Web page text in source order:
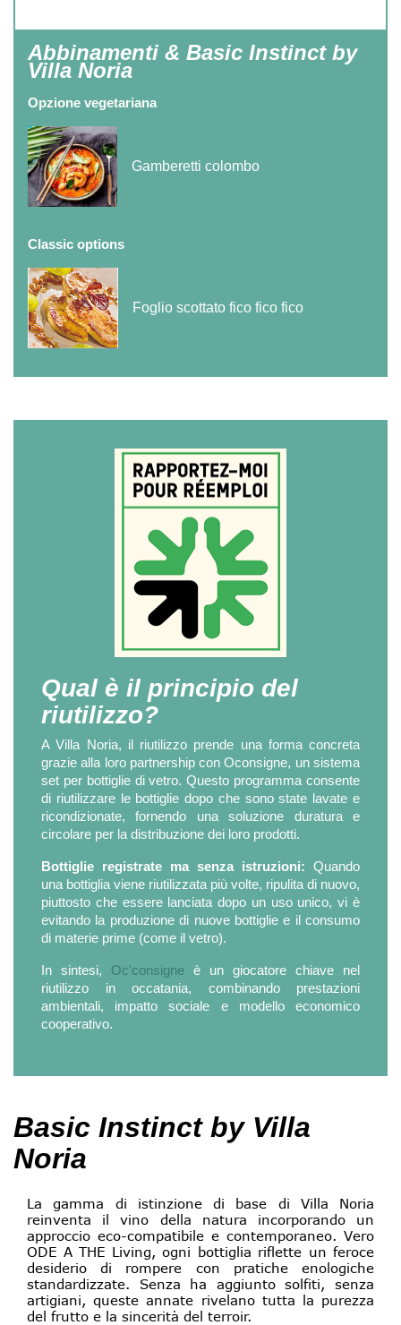
Abbinamenti & Basic Instinct by
Villa Noria
Opzione vegetariana
Gamberetti colombo
Classic options
Foglio scottato fico fico fico
Qual è il principio del
riutilizzo?
A Villa Noria, il riutilizzo prende una forma concreta
grazie alla loro partnership con Oconsigne, un sistema
set per bottiglie di vetro. Questo programma consente
di riutilizzare le bottiglie dopo che sono state lavate e
ricondizionate, fornendo una soluzione duratura e
circolare per la distribuzione dei loro prodotti.
Bottiglie registrate ma senza istruzioni: Quando
una bottiglia viene riutilizzata più volte, ripulita di nuovo,
piuttosto che essere lanciata dopo un uso unico, vi è
evitando la produzione di nuove bottiglie e il consumo
di materie prime (come il vetro).
In sintesi, Oc'consigne è un giocatore chiave nel
riutilizzo in occatania, combinando prestazioni
ambientali, impatto sociale e modello economico
cooperativo.
Basic Instinct by Villa
Noria
La gamma di istinzione di base di Villa Noria
reinventa il vino della natura incorporando un
approccio eco-compatibile e contemporaneo. Vero
ODE A THE Living, ogni bottiglia riflette un feroce
desiderio di rompere con pratiche enologiche
standardizzate. Senza ha aggiunto solfiti, senza
artigiani, queste annate rivelano tutta la purezza
del frutto e la sincerità del terroir.